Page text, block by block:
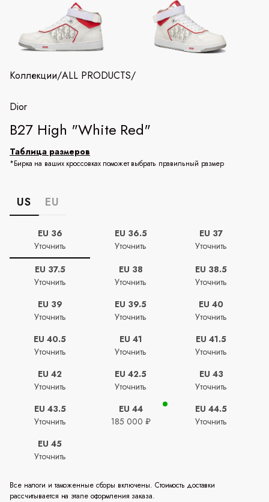
Коллекции/ALL PRODUCTS/
Dior
B27 High "White Red"
Таблица размеров
*Бирка на ваших кроссовках поможет выбрать правильный размер
US EU
EU 36
Уточнить
EU 36.5
Уточнить
EU 37
Уточнить
EU 37.5
Уточнить
EU 38
Уточнить
EU 38.5
Уточнить
EU 39
Уточнить
EU 39.5
Уточнить
EU 40
Уточнить
EU 40.5
Уточнить
EU 41
Уточнить
EU 41.5
Уточнить
EU 42
Уточнить
EU 42.5
Уточнить
EU 43
Уточнить
EU 43.5
Уточнить
EU 44
185 000 ₽
EU 44.5
Уточнить
EU 45
Уточнить
Все налоги и таможенные сборы включены. Стоимость доставки
рассчитывается на этапе оформления заказа.